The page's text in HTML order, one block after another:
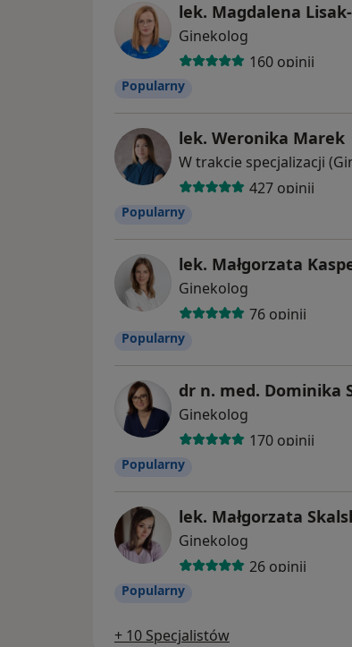
lek. Magdalena
Ginekolog
160 opinii
Popularny
lek. Weronika Marek
W trakcie specjalizacji
427 opinii
Popularny
lek. Małgorzata
Ginekolog
76 opinii
Popularny
dr n. med. Dominika
Ginekolog
170 opinii
Popularny
lek. Małgorzata
Ginekolog
26 opinii
Popularny
+ 10 Specjalistów